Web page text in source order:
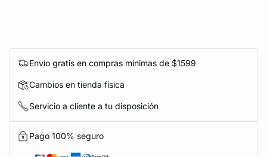
Envío gratis en compras mínimas de $1599
Cambios en tienda física
Servicio a cliente a tu disposición
Pago 100% seguro